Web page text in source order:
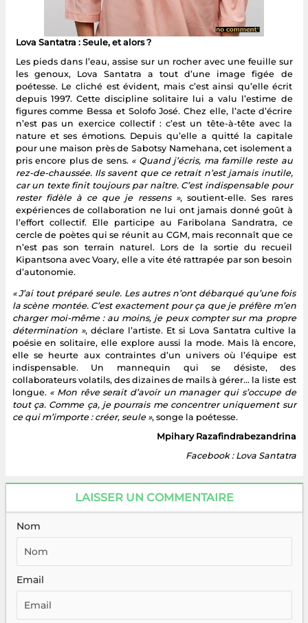
Lova Santatra : Seule, et alors ?
Les pieds dans l’eau, assise sur un rocher avec une feuille sur
les genoux, Lova Santatra a tout d’une image figée de
poétesse. Le cliché est évident, mais c’est ainsi qu’elle écrit
depuis 1997. Cette discipline solitaire lui a valu l’estime de
figures comme Bessa et Solofo José. Chez elle, l’acte d’écrire
n’est pas un exercice collectif : c’est un tête-à-tête avec la
nature et ses émotions. Depuis qu’elle a quitté la capitale
pour une maison près de Sabotsy Namehana, cet isolement a
pris encore plus de sens. « Quand j’écris, ma famille reste au
rez-de-chaussée. Ils savent que ce retrait n’est jamais inutile,
car un texte finit toujours par naître. C’est indispensable pour
rester fidèle à ce que je ressens », soutient-elle. Ses rares
expériences de collaboration ne lui ont jamais donné goût à
l’effort collectif. Elle participe au Faribolana Sandratra, ce
cercle de poètes qui se réunit au CGM, mais reconnaît que ce
n’est pas son terrain naturel. Lors de la sortie du recueil
Kipantsona avec Voary, elle a vite été rattrapée par son besoin
d’autonomie.
« J’ai tout préparé seule. Les autres n’ont débarqué qu’une fois
la scène montée. C’est exactement pour ça que je préfère m’en
charger moi-même : au moins, je peux compter sur ma propre
détermination », déclare l’artiste. Et si Lova Santatra cultive la
poésie en solitaire, elle explore aussi la mode. Mais là encore,
elle se heurte aux contraintes d’un univers où l’équipe est
indispensable. Un mannequin qui se désiste, des
collaborateurs volatils, des dizaines de mails à gérer… la liste est
longue. « Mon rêve serait d’avoir un manager qui s’occupe de
tout ça. Comme ça, je pourrais me concentrer uniquement sur
ce qui m’importe : créer, seule », songe la poétesse.
Mpihary Razafindrabezandrina
Facebook : Lova Santatra
LAISSER UN COMMENTAIRE
Nom
Email